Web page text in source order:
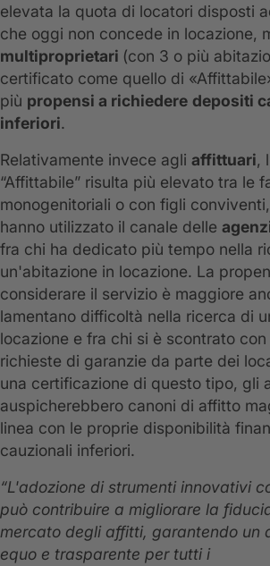
elevata la quota di locatori disposti
che oggi non concede in locazione,
multiproprietari (con 3 o più
certificato come quello di
più propensi a richiedere depositi
inferiori.
Relativamente invece agli affittuari,
“Affittabile” risulta più elevato tra le
monogenitoriali o con figli
hanno utilizzato il canale delle
fra chi ha dedicato più tempo nella
un'abitazione in locazione. La
considerare il servizio è maggiore
lamentano difficoltà nella ricerca di
locazione e fra chi si è scontrato
richieste di garanzie da parte dei
una certificazione di questo tipo, gli
auspicherebbero canoni di affitto
linea con le proprie disponibilità
cauzionali inferiori.
“L'adozione di strumenti innovativi
può contribuire a migliorare la
mercato degli affitti, garantendo un
equo e trasparente per tutti i